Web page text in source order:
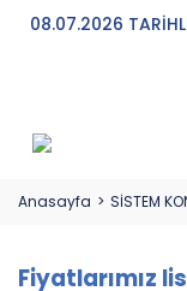
08.07.2026
Anasayfa SİSTEM
Fiyatlarımız